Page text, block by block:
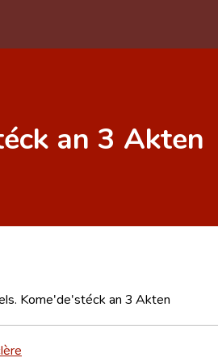
an 3 Akten
Kome'de'stéck an 3 Akten